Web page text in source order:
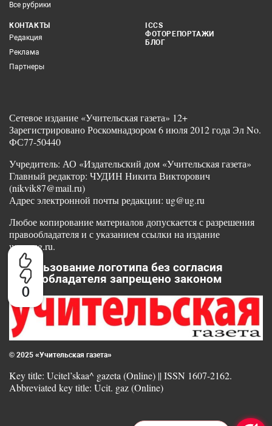
0
Все рубрики
КОНТАКТЫ
Редакция
Реклама
Партнеры
ICCS
ФОТОРЕПОРТАЖИ
БЛОГ
Сетевое издание «Учительская газета» 12+
Зарегистрировано Роскомнадзором 6 июля 2012 года Эл No.
ФС77-50440
Учредитель: АО «Издательский дом «Учительская газета»
Главный редактор: ЧУДИН Никита Викторович
(nikvik87@mail.ru)
Адрес электронной почты редакции: ug@ug.ru
Любое копирование материалов допускается с разрешения
правообладателя и с указанием ссылки на издание
www.ug.ru.
Использование логотипа без согласия
правообладателя запрещено законом
© 2025 «Учительская газета»
Key title: Ucitel’skaa^ gazeta (Online) || ISSN 1607-2162.
Abbreviated key title: Ucit. gaz (Online)